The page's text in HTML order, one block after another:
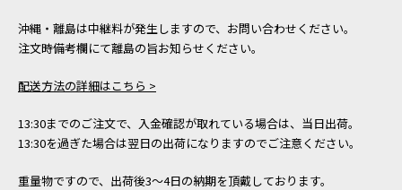
沖縄・離島は中継料が発生しますので、お問い合わせください。
注文時備考欄にて離島の旨お知らせください。
配送方法の詳細はこちら >
13:30までのご注文で、入金確認が取れている場合は、当日出荷。
13:30を過ぎた場合は翌日の出荷になりますのでご注意ください。
重量物ですので、出荷後3～4日の納期を頂戴しております。